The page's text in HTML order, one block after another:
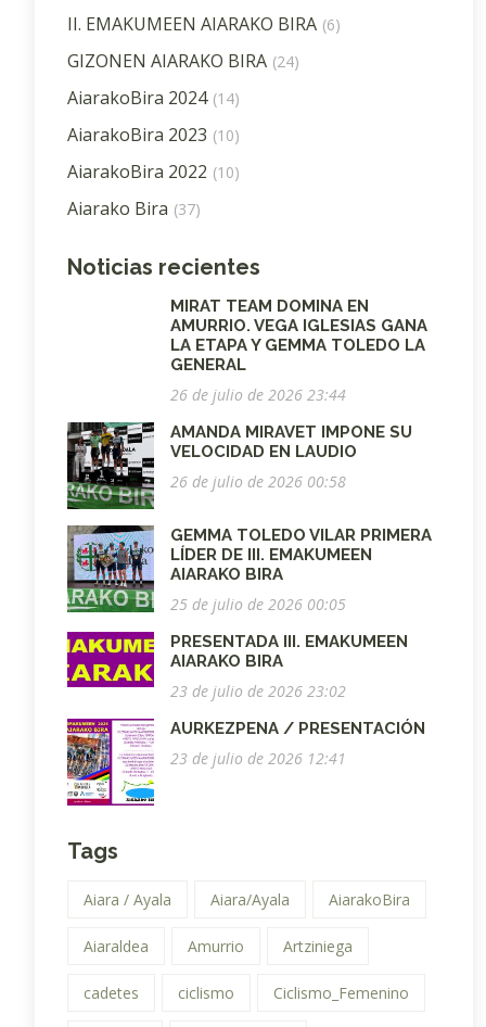
II. EMAKUMEEN AIARAKO BIRA (6)
GIZONEN AIARAKO BIRA (24)
AiarakoBira 2024 (14)
AiarakoBira 2023 (10)
AiarakoBira 2022 (10)
Aiarako Bira (37)
Noticias recientes
MIRAT TEAM DOMINA EN
AMURRIO. VEGA IGLESIAS GANA
LA ETAPA Y GEMMA TOLEDO LA
GENERAL
26 de julio de 2026 23:44
AMANDA MIRAVET IMPONE SU
VELOCIDAD EN LAUDIO
26 de julio de 2026 00:58
GEMMA TOLEDO VILAR PRIMERA
LÍDER DE III. EMAKUMEEN
AIARAKO BIRA
25 de julio de 2026 00:05
PRESENTADA III. EMAKUMEEN
AIARAKO BIRA
23 de julio de 2026 23:02
AURKEZPENA / PRESENTACIÓN
23 de julio de 2026 12:41
Tags
Aiara / Ayala Aiara/Ayala AiarakoBira
Aiaraldea Amurrio Artziniega
cadetes ciclismo Ciclismo_Femenino